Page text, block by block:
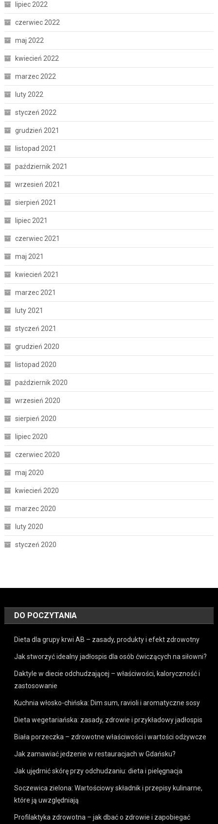
lipiec 2022
czerwiec 2022
maj 2022
kwiecień 2022
marzec 2022
luty 2022
styczeń 2022
grudzień 2021
listopad 2021
październik 2021
wrzesień 2021
sierpień 2021
lipiec 2021
czerwiec 2021
maj 2021
kwiecień 2021
marzec 2021
luty 2021
styczeń 2021
grudzień 2020
listopad 2020
październik 2020
wrzesień 2020
sierpień 2020
lipiec 2020
czerwiec 2020
maj 2020
kwiecień 2020
marzec 2020
luty 2020
styczeń 2020
DO POCZYTANIA
Dieta dla grupy krwi AB – zasady, produkty i efekt zdrowotny
Jak stworzyć idealny jadłospis dla osób ćwiczących na siłowni?
Daktyle w diecie odchudzającej – właściwości, kaloryczność i
zastosowanie
Kuchnia włosko-chińska: Dim sum, ravioli i aromatyczne sosy
Dieta wegetariańska: zasady, zdrowie i przykładowy jadłospis
Biała porzeczka – zdrowotne właściwości i wartości odżywcze
Jak zamawiać jedzenie w restauracjach w Gdańsku?
Jak ujędrnić skórę przy odchudzaniu: dieta i pielęgnacja
Soczewica zielona: Wartościowy składnik i przepisy kulinarne,
które ją uwzględniają
Profilaktyka zdrowotna – jak dbać o zdrowie i zapobiegać